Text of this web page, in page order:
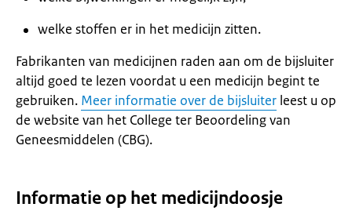
welke stoffen er in het medicijn zitten.
Fabrikanten van medicijnen raden aan om de bijsluiter
altijd goed te lezen voordat u een medicijn begint te
gebruiken. Meer informatie over de bijsluiter leest u op
de website van het College ter Beoordeling van
Geneesmiddelen (CBG).
Informatie op het medicijndoosje